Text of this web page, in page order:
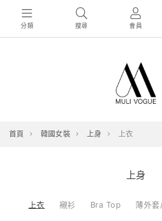
分類 搜尋 會員
首頁 韓國女裝 上身 上衣
上身
上衣 襯衫 Bra Top 薄外